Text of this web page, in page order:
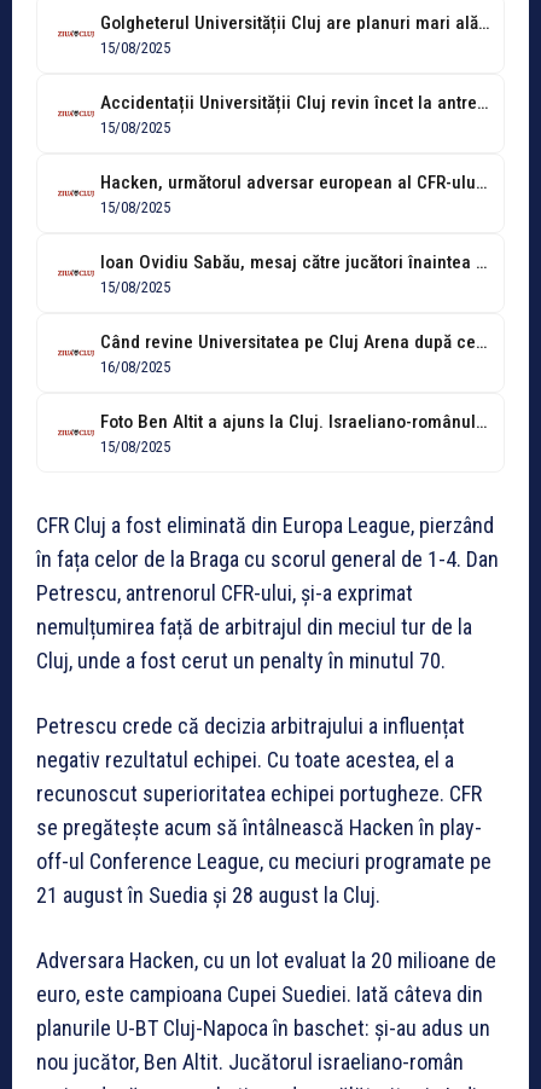
Golgheterul Universității Cluj are planuri mari alături de "studenți": "Vreau să luptăm...
15/08/2025
Accidentații Universității Cluj revin încet la antrenamente. Ce spune Sabău despre Gheorghiță
15/08/2025
Hacken, următorul adversar european al CFR-ului. Cine e formația cu care clujenii...
15/08/2025
Ioan Ovidiu Sabău, mesaj către jucători înaintea meciului cu Farul: "Trebuie să...
15/08/2025
Când revine Universitatea pe Cluj Arena după ce Untold X și-a strâns...
16/08/2025
Foto Ben Altit a ajuns la Cluj. Israeliano-românul e pregătit să joace...
15/08/2025
CFR Cluj a fost eliminată din Europa League, pierzând
în fața celor de la Braga cu scorul general de 1-4. Dan
Petrescu, antrenorul CFR-ului, și-a exprimat
nemulțumirea față de arbitrajul din meciul tur de la
Cluj, unde a fost cerut un penalty în minutul 70.
Petrescu crede că decizia arbitrajului a influențat
negativ rezultatul echipei. Cu toate acestea, el a
recunoscut superioritatea echipei portugheze. CFR
se pregătește acum să întâlnească Hacken în play-
off-ul Conference League, cu meciuri programate pe
21 august în Suedia și 28 august la Cluj.
Adversara Hacken, cu un lot evaluat la 20 milioane de
euro, este campioana Cupei Suediei. Iată câteva din
planurile U-BT Cluj-Napoca în baschet: și-au adus un
nou jucător, Ben Altit. Jucătorul israeliano-român